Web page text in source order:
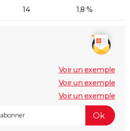
14 1,8 %
Voir un exemple
Voir un exemple
Voir un exemple